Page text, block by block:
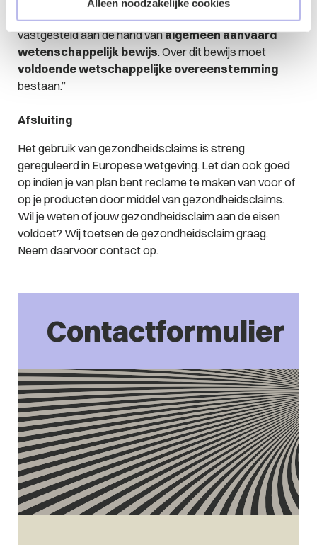
Alleen noodzakelijke cookies
het effect dat geclaimd werd) effect heeft, dat is
vastgesteld aan de hand vanalgemeen aanvaard
wetenschappelijk bewijs. Over dit bewijs moet
voldoende wetschappelijke overeenstemming
bestaan.”
Afsluiting
Het gebruik van gezondheidsclaims is streng
gereguleerd in Europese wetgeving. Let dan ook goed
op indien je van plan bent reclame te maken van voor of
op je producten door middel van gezondheidsclaims.
Wil je weten of jouw gezondheidsclaim aan de eisen
voldoet? Wij toetsen de gezondheidsclaim graag.
Neem daarvoor contact op.
Contactformulier